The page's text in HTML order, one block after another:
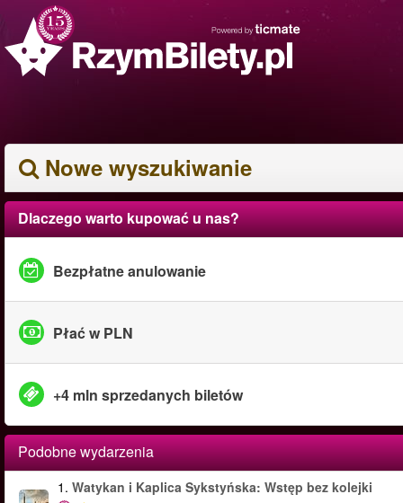
Nowe wyszukiwanie
Dlaczego warto kupować u nas?
Bezpłatne anulowanie
Płać w PLN
+4 mln sprzedanych biletów
Podobne wydarzenia
1. Watykan i Kaplica Sykstyńska: Wstęp bez kolejki